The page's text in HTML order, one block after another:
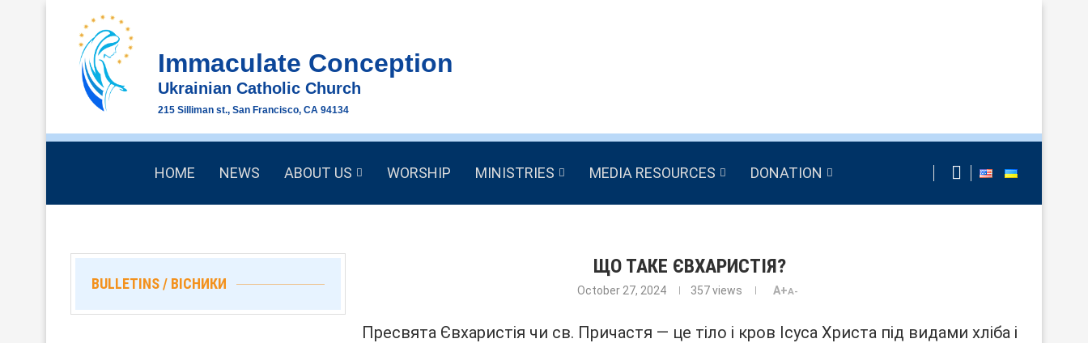
Immaculate Conception
Ukrainian Catholic Church
215 Silliman st., San Francisco, CA 94134
HOME NEWS ABOUT US WORSHIP MINISTRIES MEDIA RESOURCES DONATION
ЩО ТАКЕ ЄВХАРИСТІЯ?
October 27, 2024 357views A+A-
Пресвята Євхаристія чи св. Причастя — це тіло і кров Ісуса Христа під видами хліба і
BULLETINS / ВІСНИКИ